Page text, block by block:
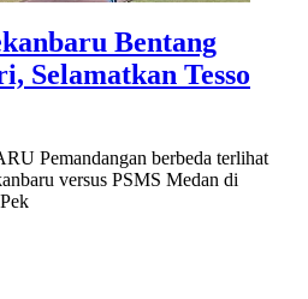
Bentang
Selamatkan Tesso
Pemandangan berbeda terlihat
versus PSMS Medan di